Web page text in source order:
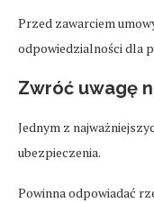
Przed zawarciem
odpowiedzialności dla
Zwróć uwagę
Jednym z
ubezpieczenia.
Powinna odpowiadać